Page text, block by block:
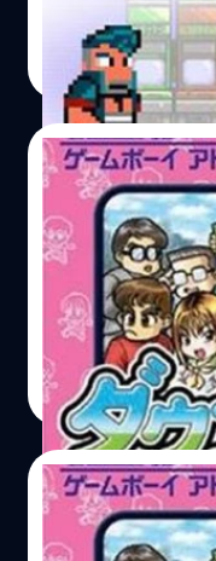
วงศกร ปฐมชัยวัฒน์|
Read More
05/11/2016
เกม คุนิโอะ
ธันวาคม นี้
แฟนเกม คุนิโอะ เ
วงศกร ปฐมชัยวัฒน์|
Read More
01/09/2016
เกม คุนิโอะ บ